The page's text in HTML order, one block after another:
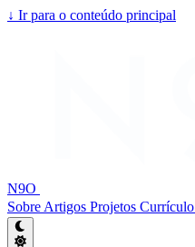
↓ Ir para o conteúdo principal
N9O
Sobre Artigos Projetos Currículo